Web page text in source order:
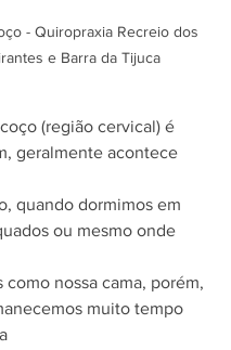
- Quiropraxia Recreio dos
e Barra da Tijuca
(região cervical) é
geralmente acontece
quando dormimos em
ou mesmo onde
como nossa cama, porém,
muito tempo